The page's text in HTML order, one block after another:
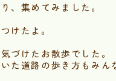
、集めてみました。
けたよ。
づけたお散歩でした。
た道路の歩き方もみん